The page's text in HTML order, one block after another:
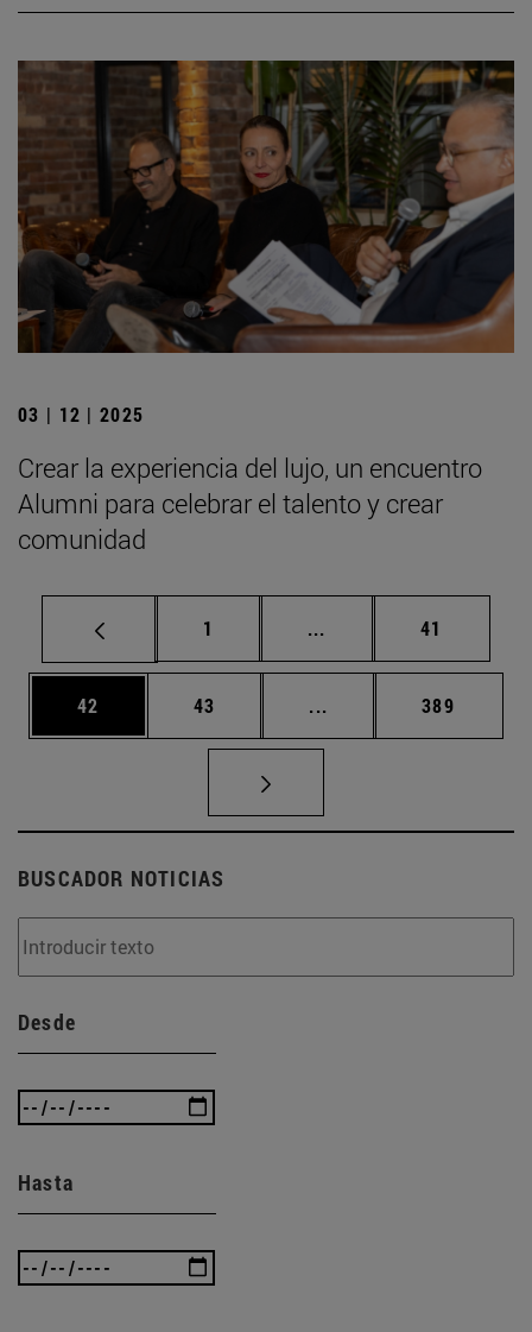
03 | 12 | 2025
Crear la experiencia del lujo, un encuentro
Alumni para celebrar el talento y crear
comunidad
Página
1 ... Páginas intermedias
Página
41
Página
42 Página
43 ... Páginas intermedias
Página
389
BUSCADOR NOTICIAS
Desde
Hasta